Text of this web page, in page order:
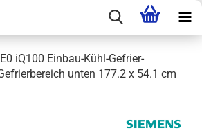
iQ100 Einbau-Kühl-Gefrier-
unten 177.2 x 54.1 cm